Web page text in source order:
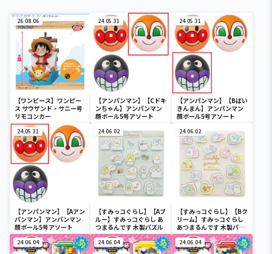
26.08.06
【ワンピース】ワンピー
ス サウザンド・サニー号
リモコンカー
24.05.31
【アンパンマン】【Cドキ
ンちゃん】アンパンマン
顔ボール5号アソート
24.05.31
【アンパンマン】【Bばい
きんまん】アンパンマン
顔ボール5号アソート
24.05.31
【アンパンマン】【Aアン
パンマン】アンパンマン
顔ボール5号アソート
24.06.02
【すみっコぐらし】【Aブ
ルー】すみっコぐらし あ
つまるんです 木製パズル
24.06.02
【すみっコぐらし】【Bク
リーム】すみっコぐらし
あつまるんです 木製パズ
ル
24.06.04 24.06.04 24.06.04